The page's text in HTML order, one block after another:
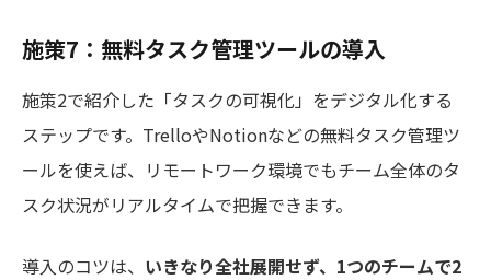
施策7：無料タスク管理ツールの導入
施策2で紹介した「タスクの可視化」をデジタル化する
ステップです。TrelloやNotionなどの無料タスク管理ツ
ールを使えば、リモートワーク環境でもチーム全体のタ
スク状況がリアルタイムで把握できます。
導入のコツは、 いきなり全社展開せず、1つのチームで2